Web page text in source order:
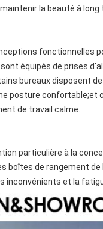
la beauté à long
fonctionnelles
équipés de prises
bureaux disposent
posture confortable;et
de travail calme.
particulière à la
boîtes de rangement
inconvénients et la